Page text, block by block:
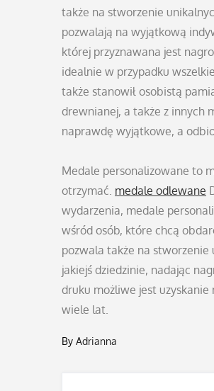
także na stworzenie
pozwalają na wyjątkową
której przyznawana jest
idealnie w przypadku
także stanowił osobistą
drewnianej, a także z innych
naprawdę wyjątkowe, a
Medale personalizowane to
otrzymać. medale odlewane
wydarzenia, medale
wśród osób, które chcą
pozwala także na stworzenie
jakiejś dziedzinie, nadając
druku możliwe jest
wiele lat.
By Adrianna